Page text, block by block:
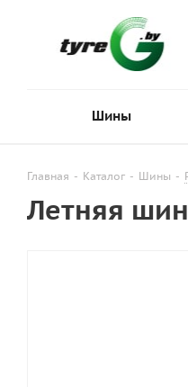
Шины
Главная - Каталог - Шины -
Летняя